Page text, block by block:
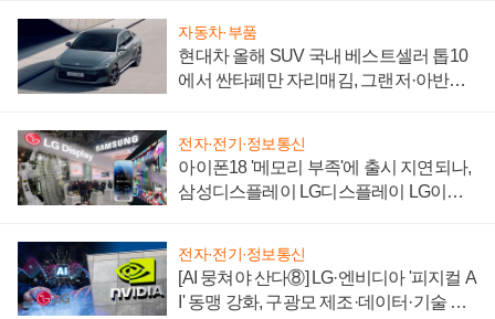
자동차·부품
현대차 올해 SUV 국내 베스트셀러 톱10
에서 싼타페만 자리매김, 그랜저·아반떼
전자·전기·정보통신
아이폰18 '메모리 부족'에 출시 지연되나,
삼성디스플레이 LG디스플레이 LG이노
전자·전기·정보통신
[AI 뭉쳐야 산다⑧] LG·엔비디아 '피지컬 A
I' 동맹 강화, 구광모 제조·데이터·기술 결